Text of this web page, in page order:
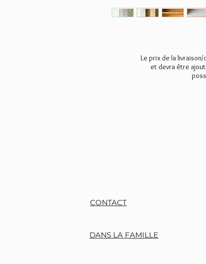
Le prix de la
et devra être
CONTACT
DANS LA FAMILLE